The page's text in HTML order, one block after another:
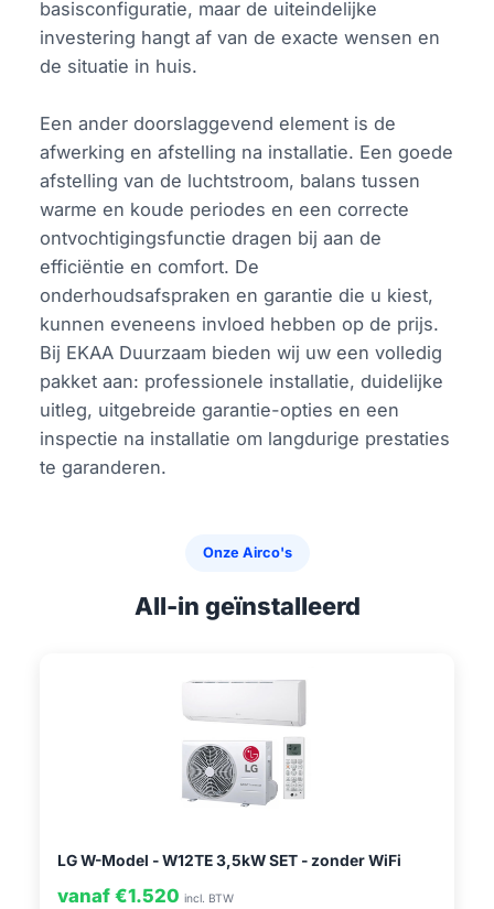
basisconfiguratie, maar de uiteindelijke
investering hangt af van de exacte wensen en
de situatie in huis.
Een ander doorslaggevend element is de
afwerking en afstelling na installatie. Een goede
afstelling van de luchtstroom, balans tussen
warme en koude periodes en een correcte
ontvochtigingsfunctie dragen bij aan de
efficiëntie en comfort. De
onderhoudsafspraken en garantie die u kiest,
kunnen eveneens invloed hebben op de prijs.
Bij EKAA Duurzaam bieden wij uw een volledig
pakket aan: professionele installatie, duidelijke
uitleg, uitgebreide garantie-opties en een
inspectie na installatie om langdurige prestaties
te garanderen.
Onze Airco's
All-in geïnstalleerd
LG W-Model - W12TE 3,5kW SET - zonder WiFi
vanaf €1.520 incl. BTW